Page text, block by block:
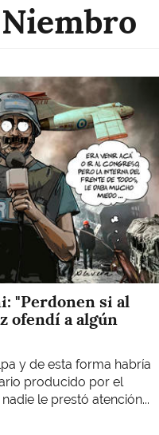
"Perdonen si al
ofendí a algún
y de esta forma habría
producido por el
le prestó atención...